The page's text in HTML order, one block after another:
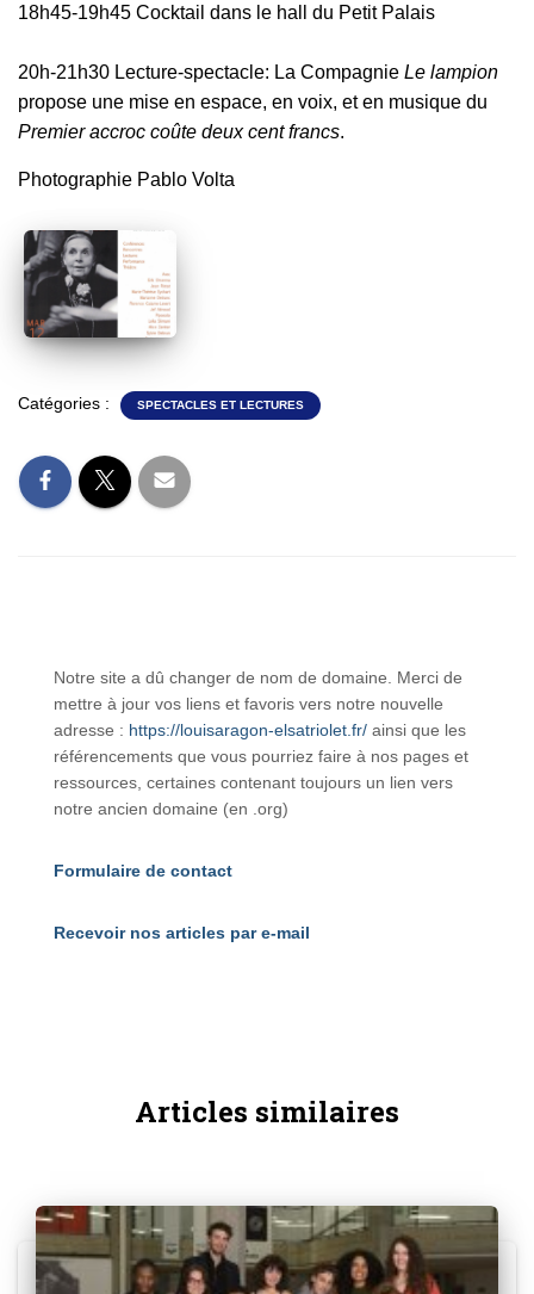
​18h45-19h45 Cocktail dans le hall du Petit Palais
20h-21h30 Lecture-spectacle: La Compagnie Le lampion
propose une mise en espace, en voix, et en musique du
Premier accroc coûte deux cent francs.
Photographie Pablo Volta
Catégories : SPECTACLES ET LECTURES
Notre site a dû changer de nom de domaine. Merci de
mettre à jour vos liens et favoris vers notre nouvelle
adresse : https://louisaragon-elsatriolet.fr/ ainsi que les
référencements que vous pourriez faire à nos pages et
ressources, certaines contenant toujours un lien vers
notre ancien domaine (en .org)
Formulaire de contact
Recevoir nos articles par e-mail
Articles similaires